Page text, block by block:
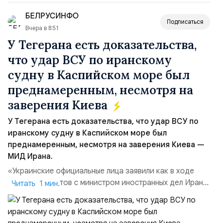
производства и продвижении русского звука.
Компания убеждена, что уважение к с...
БЕЛРУСИНФО
Вчера в 8:51
Подписаться
У Тегерана есть доказательства,
что удар ВСУ по иранскому
судну в Каспийском море был
преднамеренным, несмотря на
заверения Киева
У Тегерана есть доказательства, что удар ВСУ по
иранскому судну в Каспийском море был
преднамеренным, несмотря на заверения Киева —
МИД Ирана.
«Украинские официальные лица заявили как в ходе
прямых контактов с министром иностранных дел Ирана,
так и в сообщениях, направленных Ирану, что эта атака
не была преднамеренной», — заявил официальный
представитель МИД Ирана Эсмаил Багаи на пресс-
Читать 1 мин.